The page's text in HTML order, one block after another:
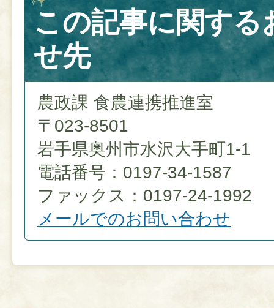
この記事に関する
せ先
農政課 食農連携推進室
〒023-8501
岩手県奥州市水沢大手町1-1
電話番号：0197-34-1587
ファックス：0197-24-1992
メールでのお問い合わせ